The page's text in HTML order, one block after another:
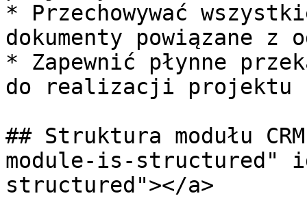
* Przechowywać
dokumenty powiązane z
* Zapewnić płynne
do realizacji projektu
## Struktura modułu
module-is-structured"
structured"></a>